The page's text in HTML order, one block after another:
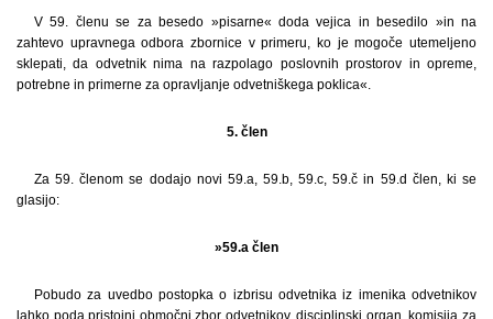
V 59. členu se za besedo »pisarne« doda vejica in besedilo »in na
zahtevo upravnega odbora zbornice v primeru, ko je mogoče utemeljeno
sklepati, da odvetnik nima na razpolago poslovnih prostorov in opreme,
potrebne in primerne za opravljanje odvetniškega poklica«.
5. člen
Za 59. členom se dodajo novi 59.a, 59.b, 59.c, 59.č in 59.d člen, ki se
glasijo:
»59.a člen
Pobudo za uvedbo postopka o izbrisu odvetnika iz imenika odvetnikov
lahko poda pristojni območni zbor odvetnikov, disciplinski organ, komisija za